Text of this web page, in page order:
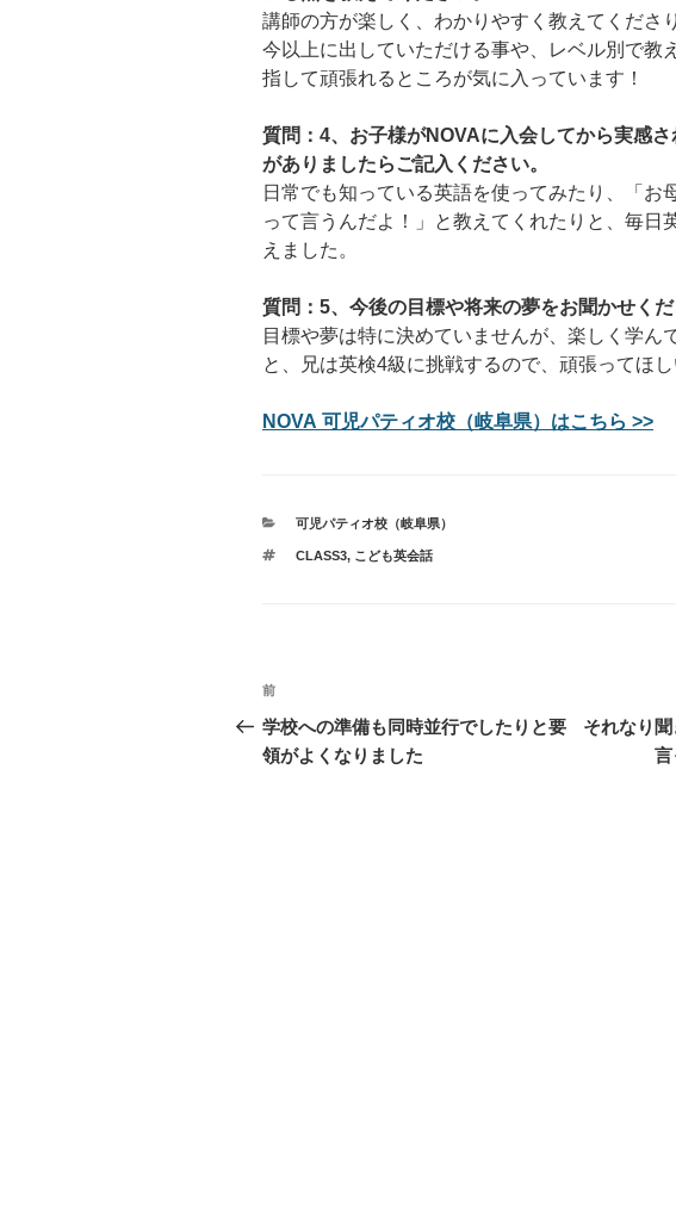
講師の方が楽しく、わかりやすく教えてくださ
今以上に出していただける事や、レベル別で教
指して頑張れるところが気に入っています！
質問：4、お子様がNOVAに入会してから実感
がありましたらご記入ください。
日常でも知っている英語を使ってみたり、「お
って言うんだよ！」と教えてくれたりと、毎日
えました。
質問：5、今後の目標や将来の夢をお聞かせくだ
目標や夢は特に決めていませんが、楽しく学ん
と、兄は英検4級に挑戦するので、頑張ってほし
NOVA 可児パティオ校（岐阜県）はこちら >>
カ
ゴ
可児パティオ校（岐阜県）
タ
CLASS3, こども英会話
投
稿
ナ
過
去
の
前
学校への準備も同時並行でしたりと要
領がよくなりました
それなり
言